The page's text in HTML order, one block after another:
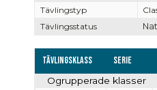
Tävlingstyp
Tävlingsstatus
Tävlingsklass Serie
Ogrupperade klasser